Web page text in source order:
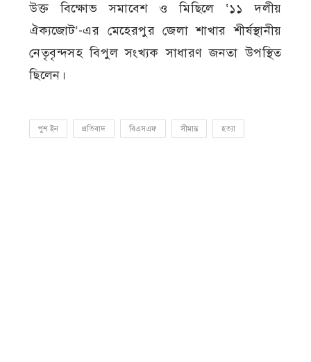
উক্ত বিক্ষোভ সমাবেশ ও মিছিলে ‘১১ দলীয়
ঐক্যজোট’-এর মেহেরপুর জেলা শাখার শীর্ষস্থানীয়
নেতৃবৃন্দসহ বিপুল সংখ্যক সাধারণ জনতা উপস্থিত
ছিলেন।
পুশ ইন প্রতিবাদ বিএসএফ সীমান্ত হত্যা